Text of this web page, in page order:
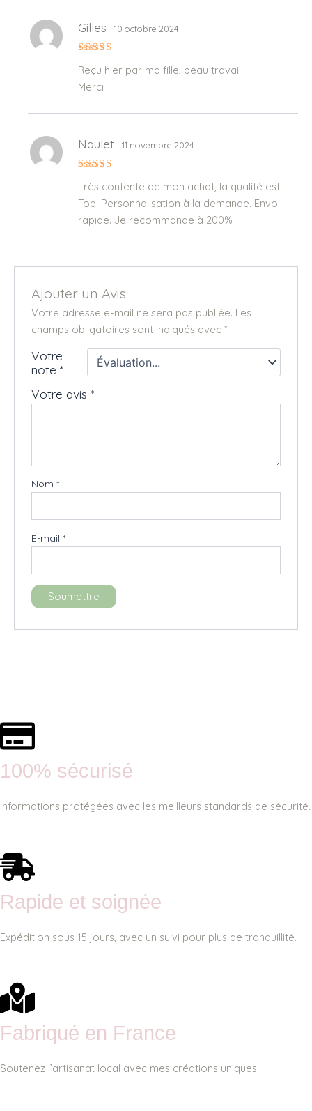
5
Gilles 10 octobre 2024
Reçu hier par ma fille, beau travail.
Merci
5
Naulet 11 novembre 2024
Très contente de mon achat, la qualité est
Top. Personnalisation à la demande. Envoi
rapide. Je recommande à 200%
Ajouter un Avis
Votre adresse e-mail ne sera pas publiée. Les
champs obligatoires sont indiqués avec*
Votre
note*
Votre avis*
Nom*
E-mail*
100% sécurisé
Informations protégées avec les meilleurs standards de sécurité.
Rapide et soignée
Expédition sous 15 jours, avec un suivi pour plus de tranquillité.
Fabriqué en France
Soutenez l’artisanat local avec mes créations uniques